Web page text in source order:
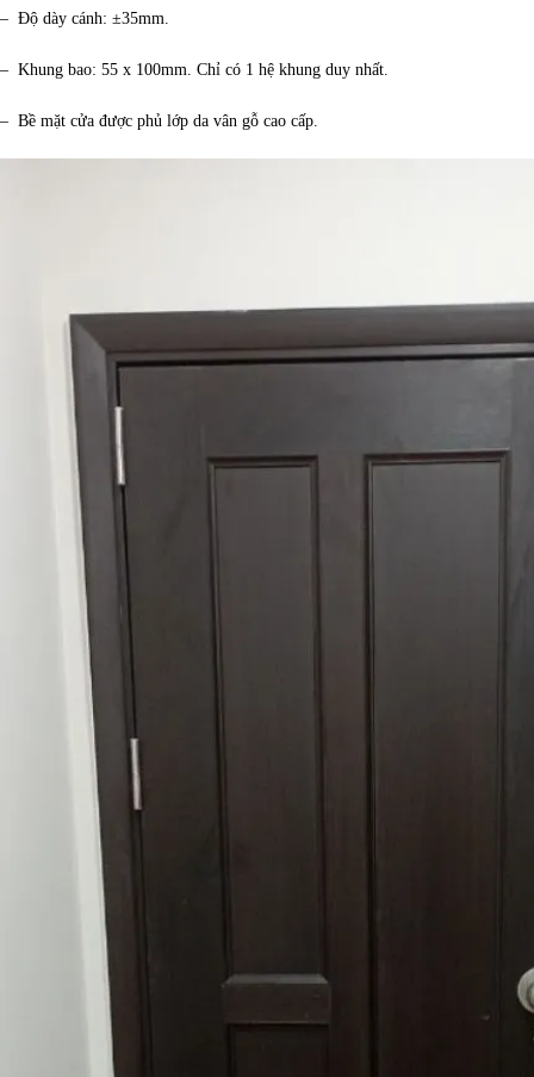
– Độ dày cánh: ±35mm.
– Khung bao: 55 x 100mm. Chỉ có 1 hệ khung duy nhất.
– Bề mặt cửa được phủ lớp da vân gỗ cao cấp.